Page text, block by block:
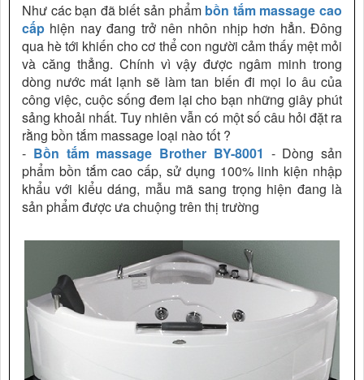
Như các bạn đã biết sản phẩm bồn tắm massage cao
cấp hiện nay đang trở nên nhôn nhịp hơn hẳn. Đông
qua hè tới khiến cho cơ thể con người cảm thấy mệt mỏi
và căng thẳng. Chính vì vậy được ngâm minh trong
dòng nước mát lạnh sẽ làm tan biến đi mọi lo âu của
công việc, cuộc sống đem lại cho bạn những giây phút
sảng khoải nhất. Tuy nhiên vẫn có một số câu hỏi đặt ra
rằng bồn tắm massage loại nào tốt ?
- Bồn tắm massage Brother BY-8001 - Dòng sản
phẩm bồn tắm cao cấp, sử dụng 100% linh kiện nhập
khẩu với kiểu dáng, mẫu mã sang trọng hiện đang là
sản phẩm được ưa chuộng trên thị trường